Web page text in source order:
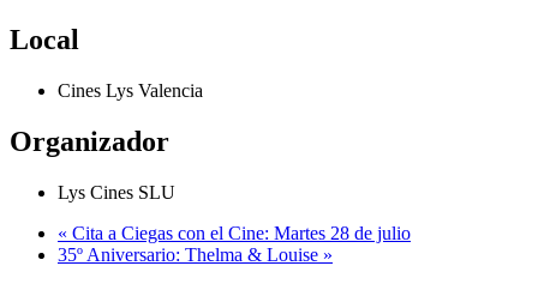
Local
Cines Lys Valencia
Organizador
Lys Cines SLU
« Cita a Ciegas con el Cine: Martes 28 de julio
35º Aniversario: Thelma & Louise »